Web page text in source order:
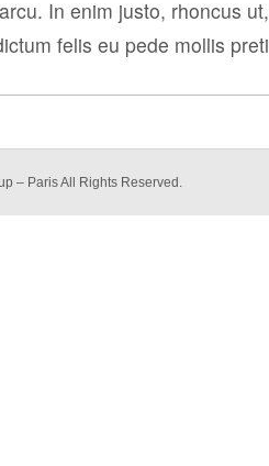
In enim justo, rhoncus
felis eu pede mollis
– Paris All Rights Reserved.